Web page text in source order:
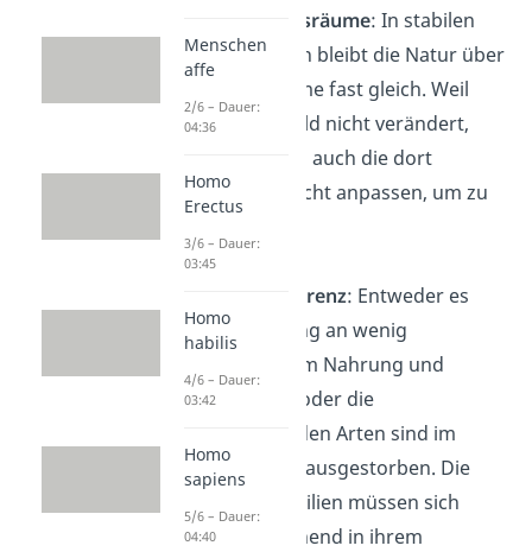
Stabile Lebensräume: In stabilen
Lebensräumen bleibt die Natur über
lange Zeiträume fast gleich. Weil
sich das Umfeld nicht verändert,
muss sich also auch die dort
lebende Art nicht anpassen, um zu
Wenig Konkurrenz: Entweder es
gibt von Anfang an wenig
Konkurrenz um Nahrung und
Lebensraum, oder die
konkurrierenden Arten sind im
Laufe der Zeit ausgestorben. Die
lebenden Fossilien müssen sich
dementsprechend in ihrem
Menschen
affe
2/6 – Dauer:
04:36
Homo
Erectus
3/6 – Dauer:
03:45
Homo
habilis
4/6 – Dauer:
03:42
Homo
sapiens
5/6 – Dauer:
04:40